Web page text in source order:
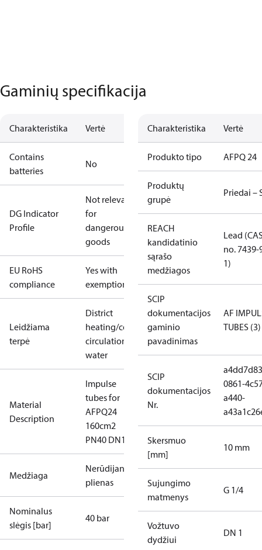
Gaminių specifikacija
Charakteristika Vertė
Contains
batteries
No
DG Indicator
Profile
Not relevant
for
dangerous
goods
EU RoHS
compliance
Yes with
exemptions
Leidžiama
terpė
District
heating/cooling
circulation
water
Material
Description
Impulse
tubes for
AFPQ24
160cm2
PN40 DN1
Medžiaga
Nerūdijantis
plienas
Nominalus
slėgis [bar]
40 bar
Charakteristika Vertė
Produkto tipo AFPQ 24
Produktų
grupė
Priedai –
REACH
kandidatinio
sąrašo
medžiagos
Lead
no. 7439-
1)
SCIP
dokumentacijos
gaminio
pavadinimas
AF
TUBES (3)
SCIP
dokumentacijos
Nr.
0861-
a440-
Skersmuo
[mm]
10 mm
Sujungimo
matmenys
G 1/4
Vožtuvo
dydžiui
DN 1